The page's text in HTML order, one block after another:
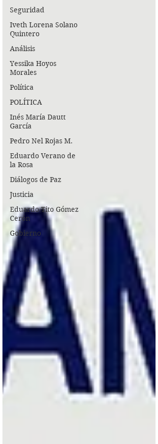
Seguridad
Iveth Lorena Solano
Quintero
Análisis
Yessika Hoyos
Morales
Política
POLÍTICA
Inés María Dautt
García
Pedro Nel Rojas M.
Eduardo Verano de
la Rosa
Diálogos de Paz
Justicia
Eduardo Tito Gómez
Cerón
Gobierno